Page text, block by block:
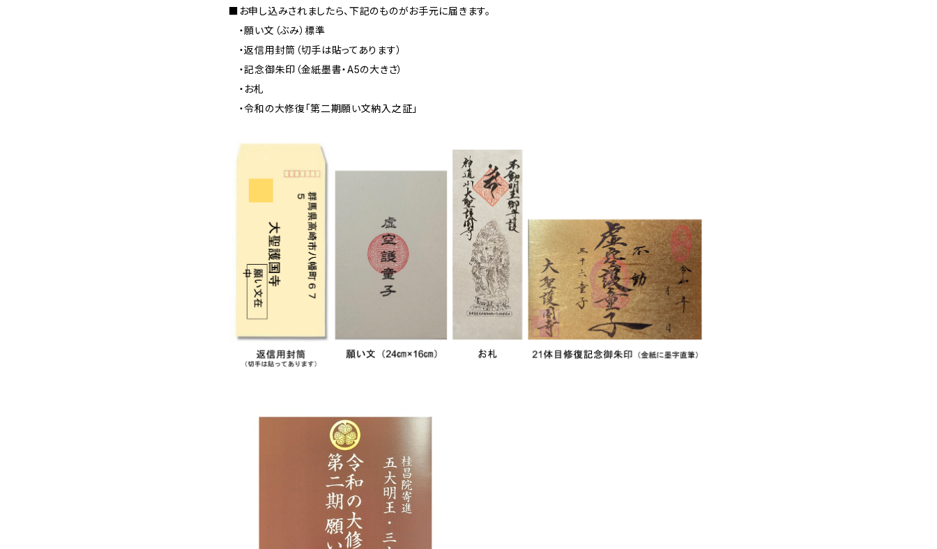
■お申し込みされましたら、下記のものがお手元に届きます。
・願い文（ぶみ）標準
・返信用封筒（切手は貼ってあります）
・記念御朱印（金紙墨書・A5の大きさ）
・お札
・令和の大修復「第二期願い文納入之証」